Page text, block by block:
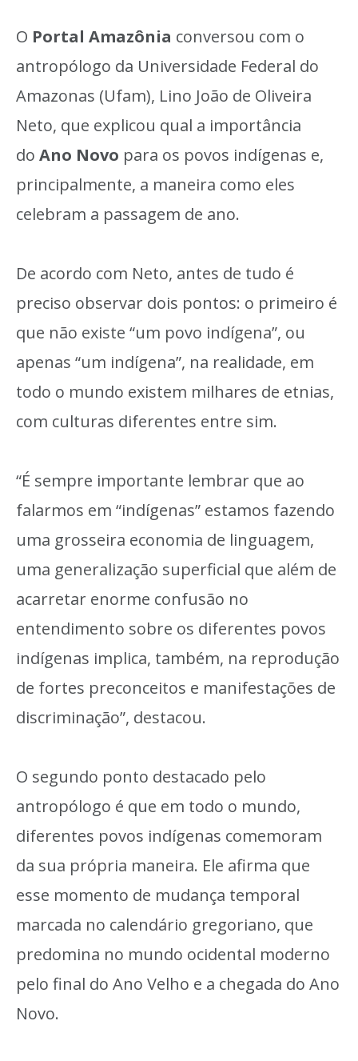
O Portal Amazônia conversou com o
antropólogo da Universidade Federal do
Amazonas (Ufam), Lino João de Oliveira
Neto, que explicou qual a importância
do Ano Novo para os povos indígenas e,
principalmente, a maneira como eles
celebram a passagem de ano.
De acordo com Neto, antes de tudo é
preciso observar dois pontos: o primeiro é
que não existe “um povo indígena”, ou
apenas “um indígena”, na realidade, em
todo o mundo existem milhares de etnias,
com culturas diferentes entre sim.
“É sempre importante lembrar que ao
falarmos em “indígenas” estamos fazendo
uma grosseira economia de linguagem,
uma generalização superficial que além de
acarretar enorme confusão no
entendimento sobre os diferentes povos
indígenas implica, também, na reprodução
de fortes preconceitos e manifestações de
discriminação”, destacou.
O segundo ponto destacado pelo
antropólogo é que em todo o mundo,
diferentes povos indígenas comemoram
da sua própria maneira. Ele afirma que
esse momento de mudança temporal
marcada no calendário gregoriano, que
predomina no mundo ocidental moderno
pelo final do Ano Velho e a chegada do Ano
Novo.